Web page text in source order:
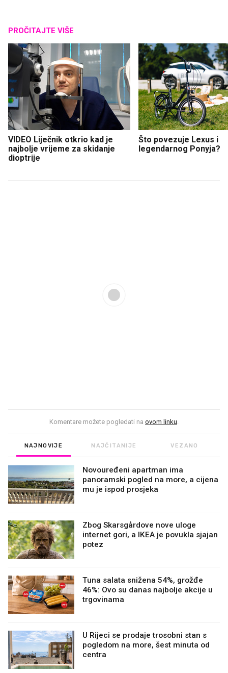
PROČITAJTE VIŠE
VIDEO Liječnik otkrio kad je
najbolje vrijeme za skidanje
dioptrije
Što povezuje Lexus i
legendarnog Ponyja?
Komentare možete pogledati na ovom linku.
NAJNOVIJE NAJČITANIJE VEZANO
Novouređeni apartman ima
panoramski pogled na more, a cijena
mu je ispod prosjeka
Zbog Skarsgårdove nove uloge
internet gori, a IKEA je povukla sjajan
potez
Tuna salata snižena 54%, grožđe
46%: Ovo su danas najbolje akcije u
trgovinama
U Rijeci se prodaje trosobni stan s
pogledom na more, šest minuta od
centra